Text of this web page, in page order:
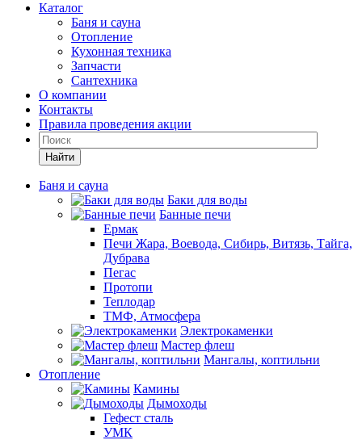
Каталог
Баня и сауна
Отопление
Кухонная техника
Запчасти
Сантехника
О компании
Контакты
Правила проведения акции
Найти
Баня и сауна
Баки для воды
Банные печи
Ермак
Печи Жара, Воевода, Сибирь, Витязь, Тайга,
Дубрава
Пегас
Протопи
Теплодар
ТМФ, Атмосфера
Электрокаменки
Мастер флеш
Мангалы, коптильни
Отопление
Камины
Дымоходы
Гефест сталь
УМК